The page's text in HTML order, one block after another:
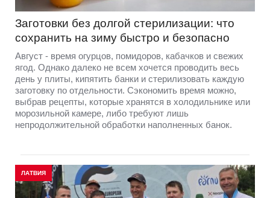
Заготовки без долгой стерилизации: что
сохранить на зиму быстро и безопасно
Август - время огурцов, помидоров, кабачков и свежих
ягод. Однако далеко не всем хочется проводить весь
день у плиты, кипятить банки и стерилизовать каждую
заготовку по отдельности. Сэкономить время можно,
выбрав рецепты, которые хранятся в холодильнике или
морозильной камере, либо требуют лишь
непродолжительной обработки наполненных банок.
ЛАТВИЯ